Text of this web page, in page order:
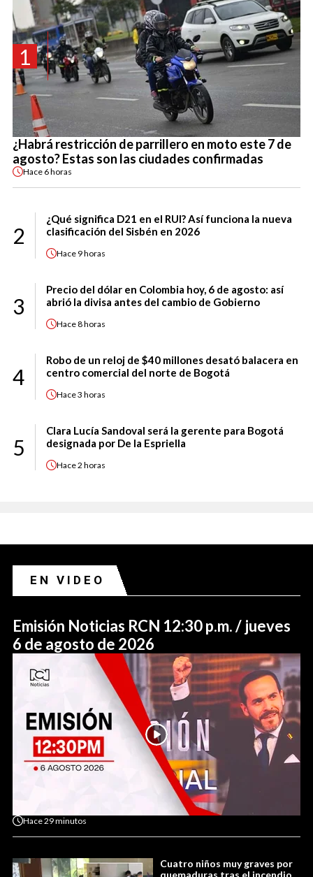
1
¿Habrá restricción de parrillero en moto este 7 de
agosto? Estas son las ciudades confirmadas
Hace 6 horas
2
¿Qué significa D21 en el RUI? Así funciona la nueva
clasificación del Sisbén en 2026
Hace 9 horas
3
Precio del dólar en Colombia hoy, 6 de agosto: así
abrió la divisa antes del cambio de Gobierno
Hace8 horas
4
Robo de un reloj de $40 millones desató balacera en
centro comercial del norte de Bogotá
Hace3 horas
5
Clara Lucía Sandoval será la gerente para Bogotá
designada por De la Espriella
Hace2 horas
EN VIDEO
Emisión Noticias RCN 12:30 p.m. / jueves
6 de agosto de 2026
Hace29 minutos
Cuatro niños muy graves por
quemaduras tras el incendio